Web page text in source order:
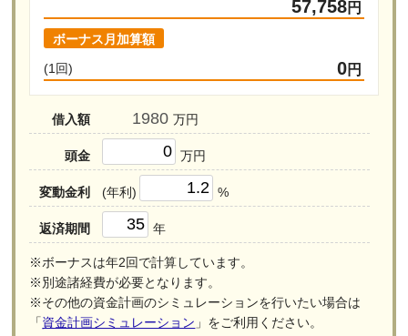
57,758円
ボーナス月加算額
(1回)
0円
借入額 万円
頭金 万円
変動金利 (年利) %
返済期間 年
※ボーナスは年2回で計算しています。
※別途諸経費が必要となります。
※その他の資金計画のシミュレーションを行いたい場合は
「資金計画シミュレーション 」をご利用ください。